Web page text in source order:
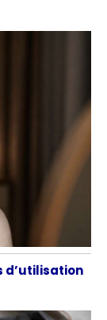
d’utilisation